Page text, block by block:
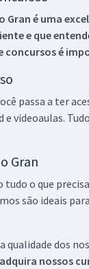
Gran é uma
e que
concursos é
passa a ter
e videoaulas.
Gran
tudo o que
são ideais
qualidade dos
nossos